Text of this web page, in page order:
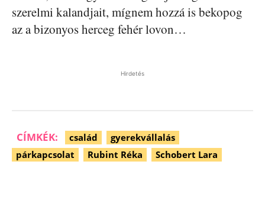
szerelmi kalandjait, mígnem hozzá is bekopog
az a bizonyos herceg fehér lovon…
Hirdetés
CÍMKÉK: család
gyerekvállalás
párkapcsolat
Rubint Réka Schobert Lara